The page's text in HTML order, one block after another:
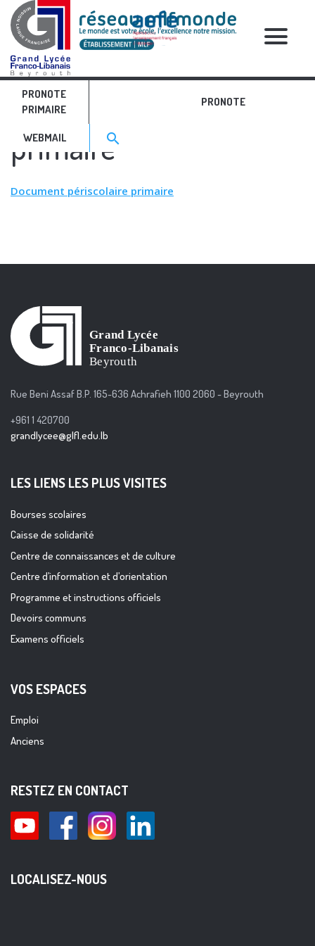
PRONOTE
PRIMAIRE
PRONOTE
WEBMAIL Search for:>
search
RELATIVE POSTS
Document périscolaire
primaire
Document périscolaire primaire
Rue Beni Assaf B.P. 165-636 Achrafieh 1100 2060 - Beyrouth
+961 1 420700
grandlycee@glfl.edu.lb
LES LIENS LES PLUS VISITES
Bourses scolaires
Caisse de solidarité
Centre de connaissances et de culture
Centre d’information et d’orientation
Programme et instructions officiels
Devoirs communs
Examens officiels
VOS ESPACES
Emploi
Anciens
RESTEZ EN CONTACT
LOCALISEZ-NOUS